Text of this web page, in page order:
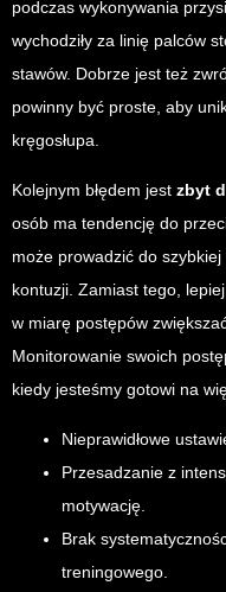
podczas wykonywania
wychodziły za linię palców
stawów. Dobrze jest też
powinny być proste, aby
kręgosłupa.
Kolejnym błędem jest zbyt
osób ma tendencję do
może prowadzić do
kontuzji. Zamiast tego,
w miarę postępów
Monitorowanie swoich
kiedy jesteśmy gotowi na
Nieprawidłowe
Przesadzanie z
motywację.
Brak
treningowego.